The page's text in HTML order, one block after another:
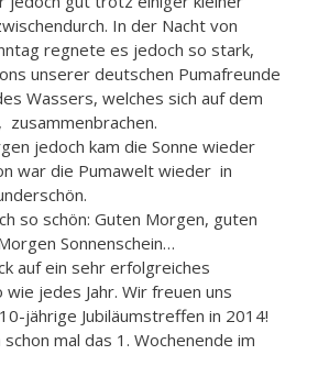
In der Nacht von
regnete es jedoch so stark,
unserer deutschen Pumafreunde
Wassers, welches sich auf dem
zusammenbrachen.
jedoch kam die Sonne wieder
war die Pumawelt wieder in
so schön: Guten Morgen, guten
Sonnenschein…
auf ein sehr erfolgreiches
jedes Jahr. Wir freuen uns
jährige Jubiläumstreffen in 2014!
mal das 1. Wochenende im